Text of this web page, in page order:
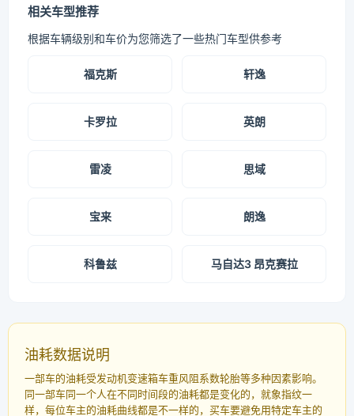
相关车型推荐
根据车辆级别和车价为您筛选了一些热门车型供参考
福克斯 轩逸
卡罗拉 英朗
雷凌 思域
宝来 朗逸
科鲁兹 马自达3 昂克赛拉
油耗数据说明
一部车的油耗受发动机变速箱车重风阻系数轮胎等多种因素影响。
同一部车同一个人在不同时间段的油耗都是变化的，就象指纹一
样，每位车主的油耗曲线都是不一样的，买车要避免用特定车主的